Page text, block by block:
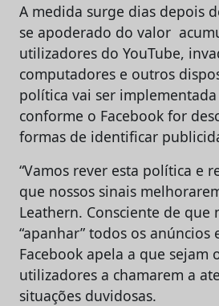
A medida surge dias depois
se apoderado do valor
utilizadores do YouTube,
computadores e outros
política vai ser
conforme o Facebook for
formas de identificar
“Vamos rever esta política e
que nossos sinais
Leathern. Consciente de que
“apanhar” todos os anúncios
Facebook apela a que sejam
utilizadores a chamarem a
situações duvidosas.